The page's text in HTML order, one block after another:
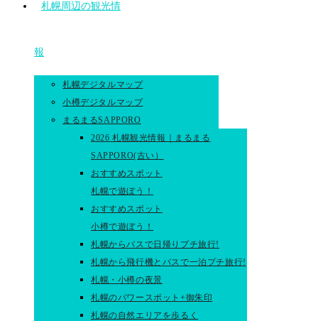
札幌周辺の観光情
報
札幌デジタルマップ
小樽デジタルマップ
まるまるSAPPORO
2026 札幌観光情報｜まるまる
SAPPORO(古い）
おすすめスポット
札幌で遊ぼう！
おすすめスポット
小樽で遊ぼう！
札幌からバスで日帰りプチ旅行!
札幌から飛行機とバスで一泊プチ旅行!
札幌・小樽の夜景
札幌のパワースポット+御朱印
札幌の自然エリアを歩るく